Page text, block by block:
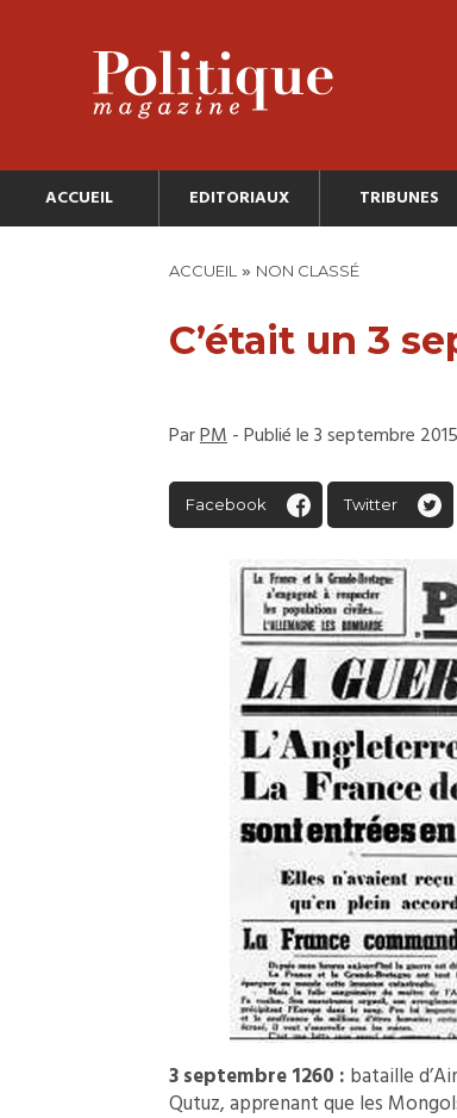
ACCUEIL EDITORIAUX TRIBUNES
ACCUEIL » NON CLASSÉ
C’était un 3
ParPM- Publié le 3 septembre 2015
Facebook Twitter
3 septembre 1260 : bataille
Qutuz, apprenant que les